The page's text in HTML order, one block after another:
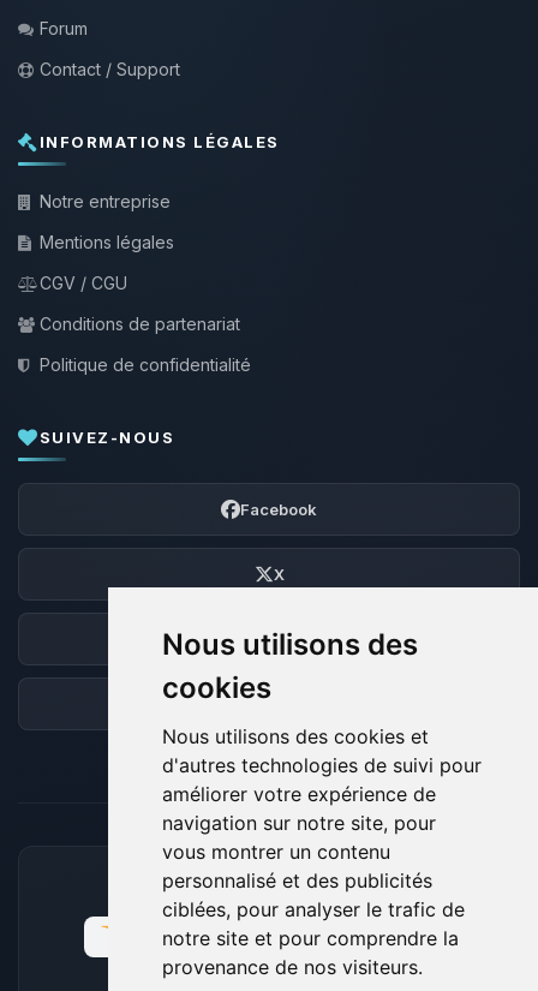
Nous utilisons des
cookies
Nous utilisons des cookies et
d'autres technologies de suivi pour
améliorer votre expérience de
navigation sur notre site, pour
vous montrer un contenu
personnalisé et des publicités
ciblées, pour analyser le trafic de
notre site et pour comprendre la
provenance de nos visiteurs.
Forum
Contact / Support
INFORMATIONS LÉGALES
Notre entreprise
Mentions légales
CGV / CGU
Conditions de partenariat
Politique de confidentialité
SUIVEZ-NOUS
Facebook
X
Discord
Forum
MOYENS DE PAIEMENT ACCEPTÉS